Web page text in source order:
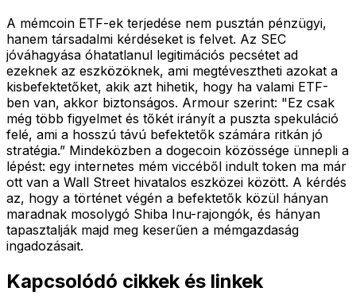
A mémcoin ETF-ek terjedése nem pusztán pénzügyi,
hanem társadalmi kérdéseket is felvet. Az SEC
jóváhagyása óhatatlanul legitimációs pecsétet ad
ezeknek az eszközöknek, ami megtévesztheti azokat a
kisbefektetőket, akik azt hihetik, hogy ha valami ETF-
ben van, akkor biztonságos. Armour szerint: "Ez csak
még több figyelmet és tőkét irányít a puszta spekuláció
felé, ami a hosszú távú befektetők számára ritkán jó
stratégia.” Mindeközben a dogecoin közössége ünnepli a
lépést: egy internetes mém viccéből indult token ma már
ott van a Wall Street hivatalos eszközei között. A kérdés
az, hogy a történet végén a befektetők közül hányan
maradnak mosolygó Shiba Inu-rajongók, és hányan
tapasztalják majd meg keserűen a mémgazdaság
ingadozásait.
Kapcsolódó cikkek és linkek